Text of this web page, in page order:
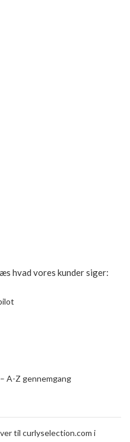
hvad vores kunder siger:
A-Z gennemgang
til curlyselection.com i